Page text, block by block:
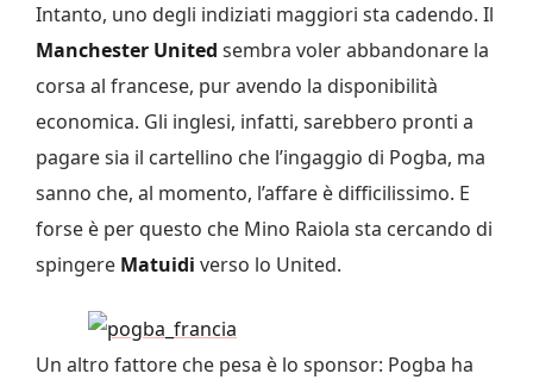
Intanto, uno degli indiziati maggiori sta cadendo. Il
Manchester United sembra voler abbandonare la
corsa al francese, pur avendo la disponibilità
economica. Gli inglesi, infatti, sarebbero pronti a
pagare sia il cartellino che l’ingaggio di Pogba, ma
sanno che, al momento, l’affare è difficilissimo. E
forse è per questo che Mino Raiola sta cercando di
spingere Matuidi verso lo United.
Un altro fattore che pesa è lo sponsor: Pogba ha